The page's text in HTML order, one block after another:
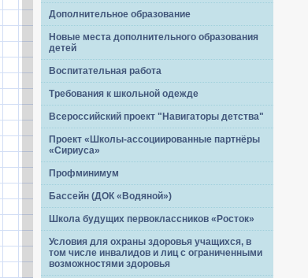
Дополнительное образование
Новые места дополнительного образования
детей
Воспитательная работа
Требования к школьной одежде
Всероссийский проект "Навигаторы детства"
Проект «Школы-ассоциированные партнёры
«Сириуса»
Профминимум
Бассейн (ДОК «Водяной»)
Школа будущих первоклассников «Росток»
Условия для охраны здоровья учащихся, в
том числе инвалидов и лиц с ограниченными
возможностями здоровья